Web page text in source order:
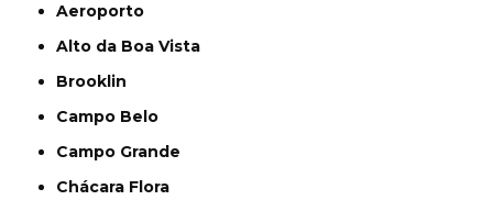
Aeroporto
Alto da Boa Vista
Brooklin
Campo Belo
Campo Grande
Chácara Flora